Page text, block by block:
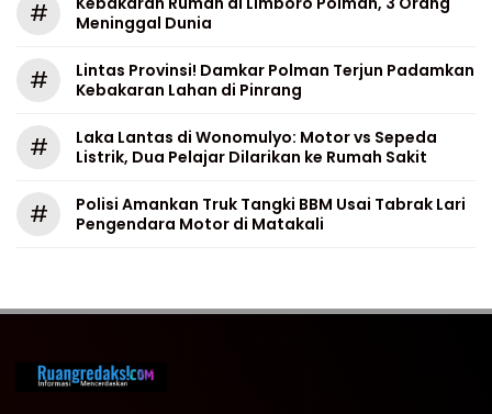
#
Meninggal Dunia
#
Lintas Provinsi! Damkar Polman Terjun Padamkan
Kebakaran Lahan di Pinrang
#
Laka Lantas di Wonomulyo: Motor vs Sepeda
Listrik, Dua Pelajar Dilarikan ke Rumah Sakit
#
Polisi Amankan Truk Tangki BBM Usai Tabrak Lari
Pengendara Motor di Matakali